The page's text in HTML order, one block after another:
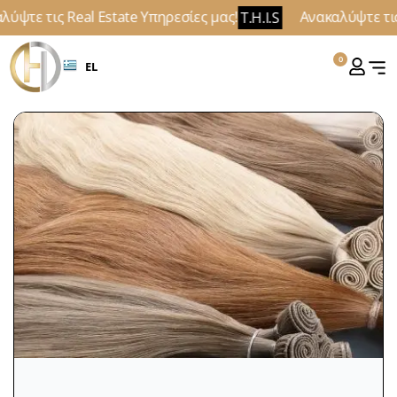
τις Real Estate Υπηρεσίες μας!T.H.I.S Ανακαλύψτε
EL 0